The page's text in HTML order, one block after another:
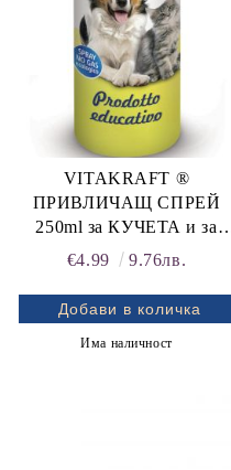
VITAKRAFT ®
ПРИВЛИЧАЩ СПРЕЙ
250ml за КУЧЕТА и за
КОТКИ - привлича към
изхождане, тоалетна, Vita
Cosmetics
€4.99 9.76лв.
Има наличност